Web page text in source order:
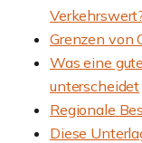
Grenzen von
Was eine
unterscheidet
Regionale
Diese